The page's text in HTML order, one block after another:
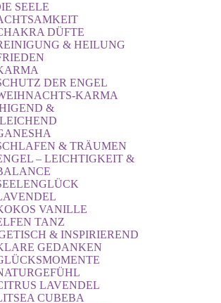
SEELE
DÜFTE
& HEILUNG
DER ENGEL
KARMA
&
& TRÄUMEN
– LEICHTIGKEIT &
VANILLE
TANZ
& INSPIRIEREND
GEDANKEN
LAVENDEL
CUBEBA